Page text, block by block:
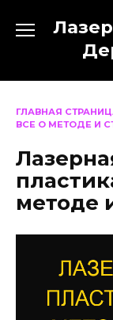
содержанию
ГЛАВНАЯ
ВСЕ О МЕТОДЕ И
методе